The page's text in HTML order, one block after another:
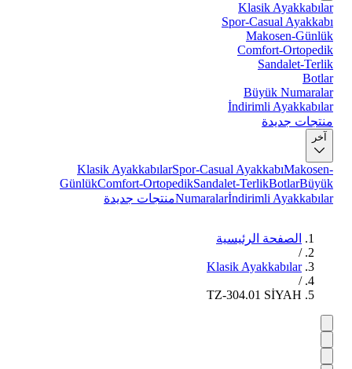
Klasik Ayakkabılar
Spor-Casual Ayakkabı
Makosen-Günlük
Comfort-Ortopedik
Sandalet-Terlik
Botlar
Büyük Numaralar
İndirimli Ayakkabılar
منتجات جديدة
آخر
Klasik AyakkabılarSpor-Casual AyakkabıMakosen-
GünlükComfort-OrtopedikSandalet-TerlikBotlarBüyük
Numaralarİndirimli Ayakkabılar منتجات جديدة
الصفحة الرئيسية
/
Klasik Ayakkabılar
/
TZ-304.01 SİYAH